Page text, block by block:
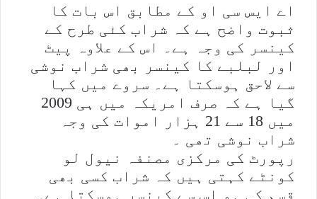
اے ایس سی او کے مطابق اس بات کا
ثبوت واضح ہے کہ شراب کئی طرح کے
کینسر کی وجہ ہے۔ اس کے علاوہ پیٹ
اور لبلبے کا کینسر بھی شراب نوشی
سے لاحق ہوسکتا ہے۔ سروے میں کہا
گیا ہے کہ صرف امریکہ میں ہی 2009
میں 18 سے 21 ہزار اموات کی وجہ
شراب نوشی تھی ۔
رپورٹ کی مرکزی مصنفہ نیول لو
کونٹے کہتی ہیں کہ شراب کسی بھی
قسم کی ہو اس سے کینسر ہوسکتا ہے۔